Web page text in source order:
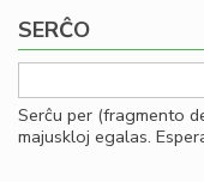
SERĈO
Serĉu per (fragmento
majuskloj egalas.